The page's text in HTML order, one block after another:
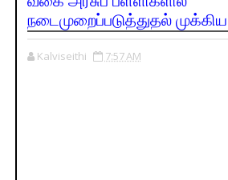
நடைமுறைப்படுத்துதல்
Kalviseithi 7:57 AM